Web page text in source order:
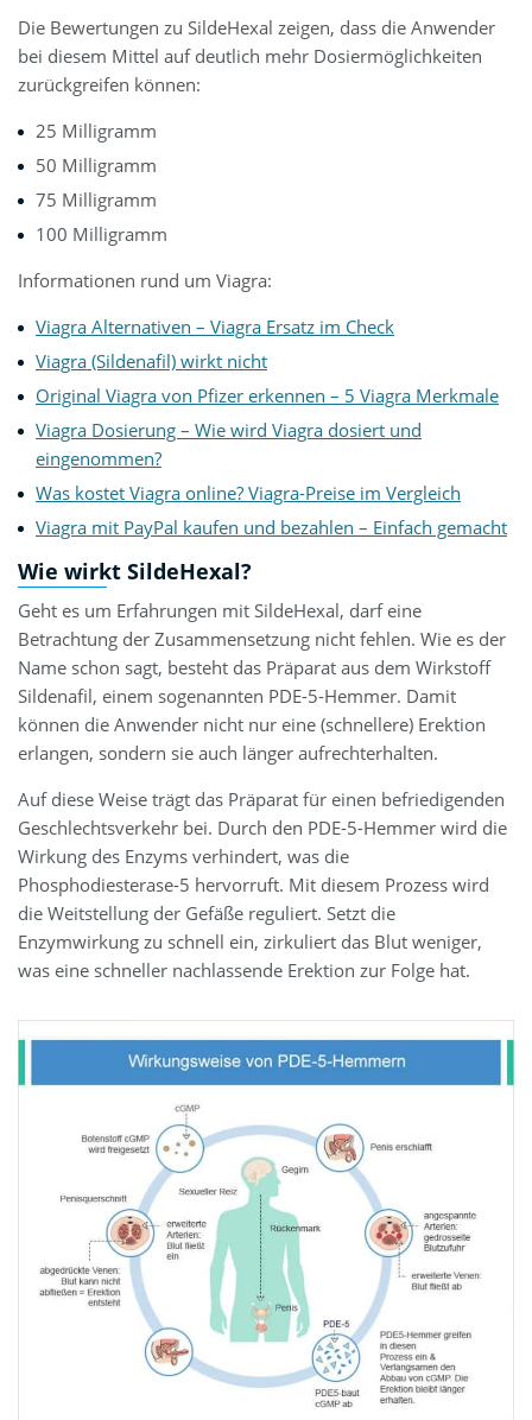
Die Bewertungen zu SildeHexal zeigen, dass die Anwender
bei diesem Mittel auf deutlich mehr Dosiermöglichkeiten
zurückgreifen können:
25 Milligramm
50 Milligramm
75 Milligramm
100 Milligramm
Informationen rund um Viagra:
Viagra Alternativen – Viagra Ersatz im Check
Viagra (Sildenafil) wirkt nicht
Original Viagra von Pfizer erkennen – 5 Viagra Merkmale
Viagra Dosierung – Wie wird Viagra dosiert und
eingenommen?
Was kostet Viagra online? Viagra-Preise im Vergleich
Viagra mit PayPal kaufen und bezahlen – Einfach gemacht
Wie wirkt SildeHexal?
Geht es um Erfahrungen mit SildeHexal, darf eine
Betrachtung der Zusammensetzung nicht fehlen. Wie es der
Name schon sagt, besteht das Präparat aus dem Wirkstoff
Sildenafil, einem sogenannten PDE-5-Hemmer. Damit
können die Anwender nicht nur eine (schnellere) Erektion
erlangen, sondern sie auch länger aufrechterhalten.
Auf diese Weise trägt das Präparat für einen befriedigenden
Geschlechtsverkehr bei. Durch den PDE-5-Hemmer wird die
Wirkung des Enzyms verhindert, was die
Phosphodiesterase-5 hervorruft. Mit diesem Prozess wird
die Weitstellung der Gefäße reguliert. Setzt die
Enzymwirkung zu schnell ein, zirkuliert das Blut weniger,
was eine schneller nachlassende Erektion zur Folge hat.